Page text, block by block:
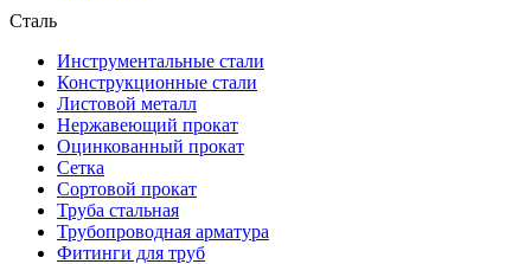
Сталь
Инструментальные стали
Конструкционные стали
Листовой металл
Нержавеющий прокат
Оцинкованный прокат
Сетка
Сортовой прокат
Труба стальная
Трубопроводная арматура
Фитинги для труб